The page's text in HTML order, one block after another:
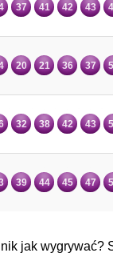
37 41 42 43
20 21 36 37
32 38 42 43
39 44 45 47
jak wygrywać?